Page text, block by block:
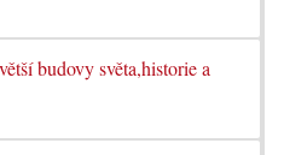
budovy světa,historie a